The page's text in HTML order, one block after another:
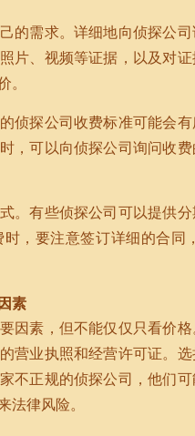
的需求。详细地向侦探公
片、视频等证据，以及对
。
侦探公司收费标准可能会
，可以向侦探公司询问收
。有些侦探公司可以提供
，要注意签订详细的合同
素
因素，但不能仅仅只看价
营业执照和经营许可证。
不正规的侦探公司，他们
法律风险。